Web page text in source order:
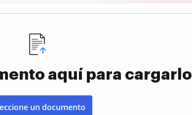
aquí para cargarlo
un documento